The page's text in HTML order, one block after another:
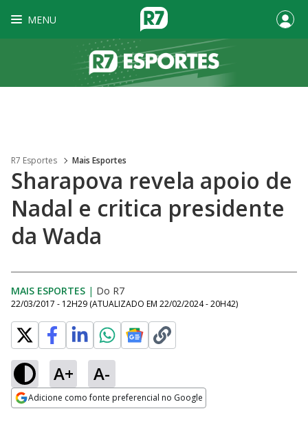
MENU
R7 Esportes Mais Esportes
Sharapova revela apoio de
Nadal e critica presidente
da Wada
MAIS ESPORTES | Do R7
22/03/2017 - 12H29 (ATUALIZADO EM 22/02/2024 - 20H42)
A+ A-
Adicione como fonte preferencial no Google